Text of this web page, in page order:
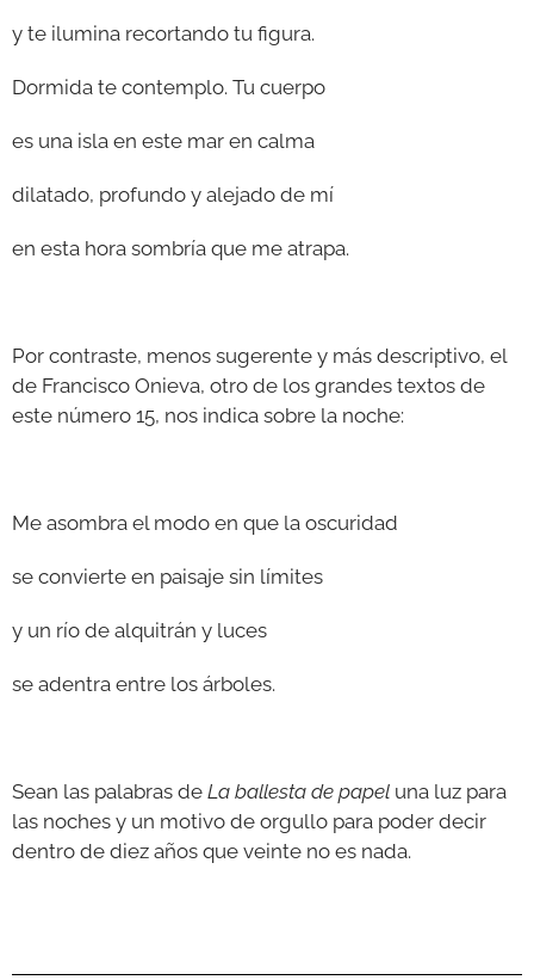
y te ilumina recortando tu figura.
Dormida te contemplo. Tu cuerpo
es una isla en este mar en calma
dilatado, profundo y alejado de mí
en esta hora sombría que me atrapa.
Por contraste, menos sugerente y más descriptivo, el
de Francisco Onieva, otro de los grandes textos de
este número 15, nos indica sobre la noche:
Me asombra el modo en que la oscuridad
se convierte en paisaje sin límites
y un río de alquitrán y luces
se adentra entre los árboles.
Sean las palabras de La ballesta de papel una luz para
las noches y un motivo de orgullo para poder decir
dentro de diez años que veinte no es nada.